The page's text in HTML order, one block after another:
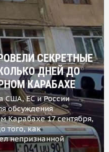
СЕКРЕТНЫЕ
ДНЕЙ ДО
КАРАБАХЕ
США, ЕС и России
обсуждения
Карабахе 17 сентября,
того, как
непризнанной